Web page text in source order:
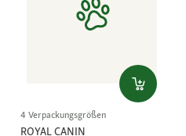
4 Verpackungsgrößen
ROYAL CANIN